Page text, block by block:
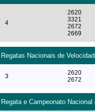
4
2620
3321
2672
2669
Nacionais de
3
2620
2672
e Campeonato